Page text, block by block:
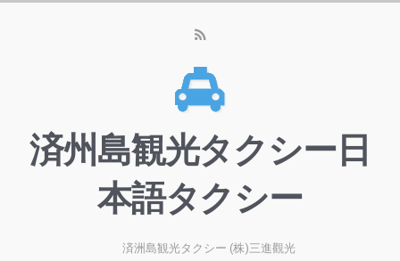
済州島観光タクシー日
本語タクシー
済洲島観光タクシー (株)三進觀光